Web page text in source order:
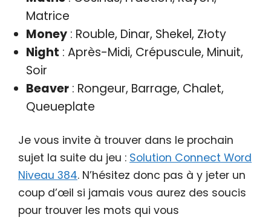
Matrice
Money: Rouble, Dinar, Shekel, Złoty
Night : Après-Midi, Crépuscule, Minuit,
Soir
Beaver: Rongeur, Barrage, Chalet,
Queueplate
Je vous invite à trouver dans le prochain
sujet la suite du jeu : Solution Connect Word
Niveau 384. N’hésitez donc pas à y jeter un
coup d’œil si jamais vous aurez des soucis
pour trouver les mots qui vous